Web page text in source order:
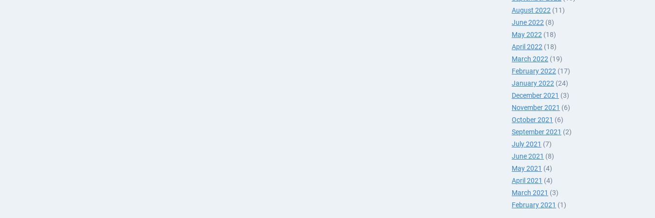
August 2022 (11)
June 2022 (8)
May 2022 (18)
April 2022 (18)
March 2022 (19)
February 2022 (17)
January 2022 (24)
December 2021 (3)
November 2021 (6)
October 2021 (6)
September 2021 (2)
July 2021 (7)
June 2021 (8)
May 2021 (4)
April 2021 (4)
March 2021 (3)
February 2021 (1)